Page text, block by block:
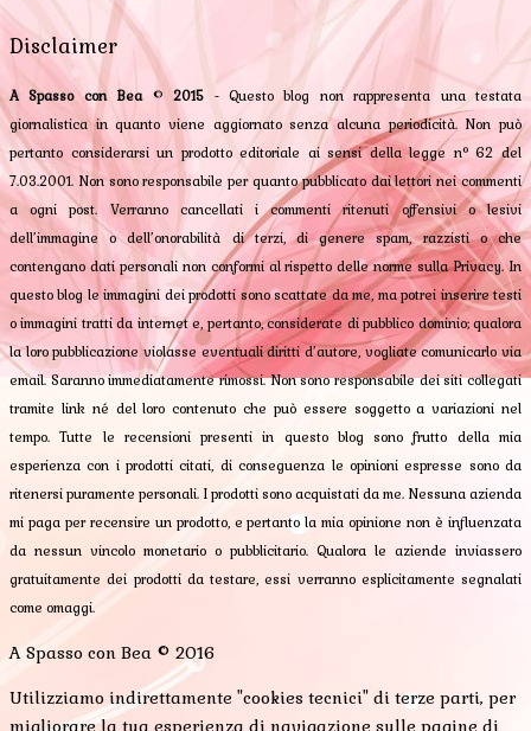
Disclaimer
A Spasso con Bea©2015 - Questo blog non rappresenta una testata
giornalistica in quanto viene aggiornato senza alcuna periodicità. Non può
pertanto considerarsi un prodotto editoriale ai sensi della legge n° 62 del
7.03.2001. Non sono responsabile per quanto pubblicato dai lettori nei commenti
a ogni post. Verranno cancellati i commenti ritenuti offensivi o lesivi
dell’immagine o dell’onorabilità di terzi, di genere spam, razzisti o che
contengano dati personali non conformi al rispetto delle norme sulla Privacy. In
questo blog le immagini dei prodotti sono scattate da me, ma potrei inserire testi
o immagini tratti da internet e, pertanto, considerate di pubblico dominio; qualora
la loro pubblicazione violasse eventuali diritti d’autore, vogliate comunicarlo via
email. Saranno immediatamente rimossi. Non sono responsabile dei siti collegati
tramite link né del loro contenuto che può essere soggetto a variazioni nel
tempo. Tutte le recensioni presenti in questo blog sono frutto della mia
esperienza con i prodotti citati, di conseguenza le opinioni espresse sono da
ritenersi puramente personali. I prodotti sono acquistati da me. Nessuna azienda
mi paga per recensire un prodotto, e pertanto la mia opinione non è influenzata
da nessun vincolo monetario o pubblicitario. Qualora le aziende inviassero
gratuitamente dei prodotti da testare, essi verranno esplicitamente segnalati
come omaggi.
A Spasso con Bea © 2016
Utilizziamo indirettamente "cookies tecnici" di terze parti, per
migliorare la tua esperienza di navigazione sulle pagine di